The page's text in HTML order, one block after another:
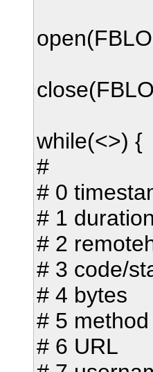
while(<>) {
#
# 0
# 1 duration
# 2
# 3 code/
# 4 bytes
# 5 method
# 6 URL